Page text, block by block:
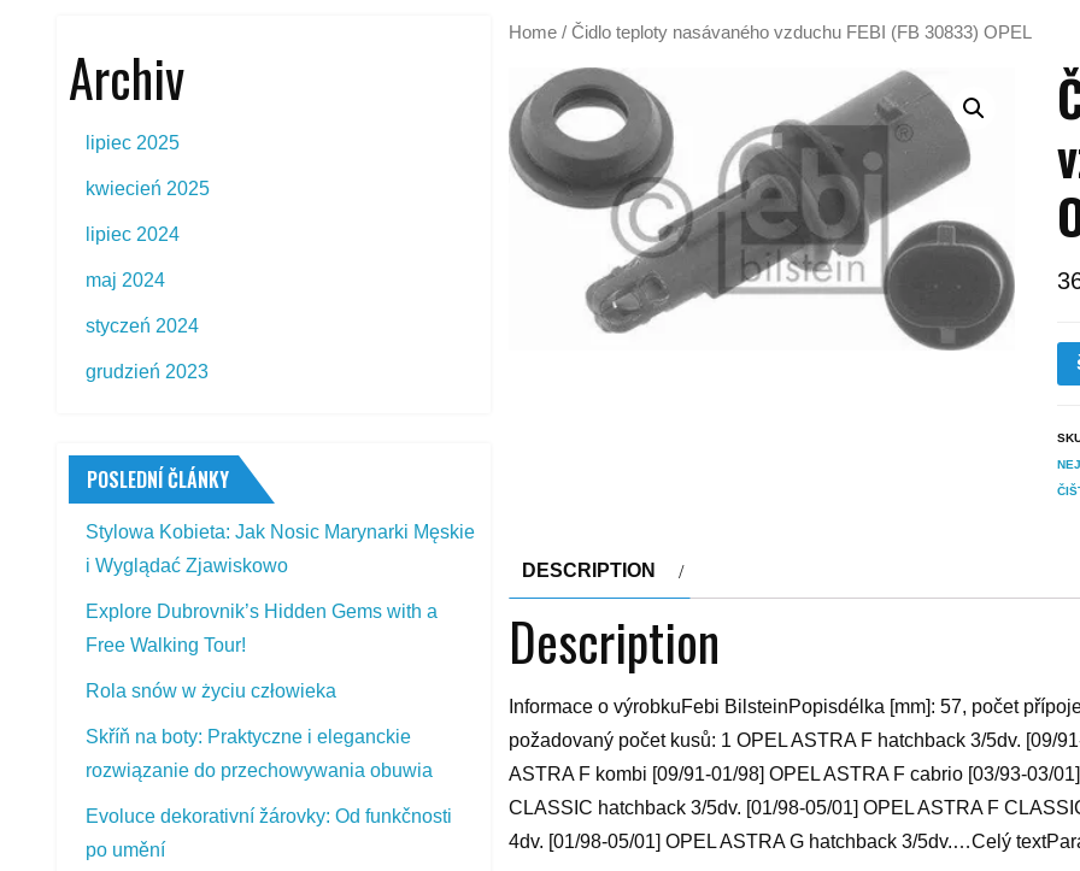
Home / Čidlo teploty nasávaného vzduchu FEBI (FB 30833) OPEL
DESCRIPTION
Description
Informace o výrobkuFebi BilsteinPopisdélka [mm]: 57, počet
požadovaný počet kusů: 1 OPEL ASTRA F hatchback 3/5dv. [09/
ASTRA F kombi [09/91-01/98] OPEL ASTRA F cabrio [03/93-03/
CLASSIC hatchback 3/5dv. [01/98-05/01] OPEL ASTRA F
4dv. [01/98-05/01] OPEL ASTRA G hatchback 3/5dv.…Celý
Archiv
lipiec 2025
kwiecień 2025
lipiec 2024
maj 2024
styczeń 2024
grudzień 2023
POSLEDNÍ ČLÁNKY
Stylowa Kobieta: Jak Nosic Marynarki Męskie
i Wyglądać Zjawiskowo
Explore Dubrovnik’s Hidden Gems with a
Free Walking Tour!
Rola snów w życiu człowieka
Skříň na boty: Praktyczne i eleganckie
rozwiązanie do przechowywania obuwia
Evoluce dekorativní žárovky: Od funkčnosti
po umění